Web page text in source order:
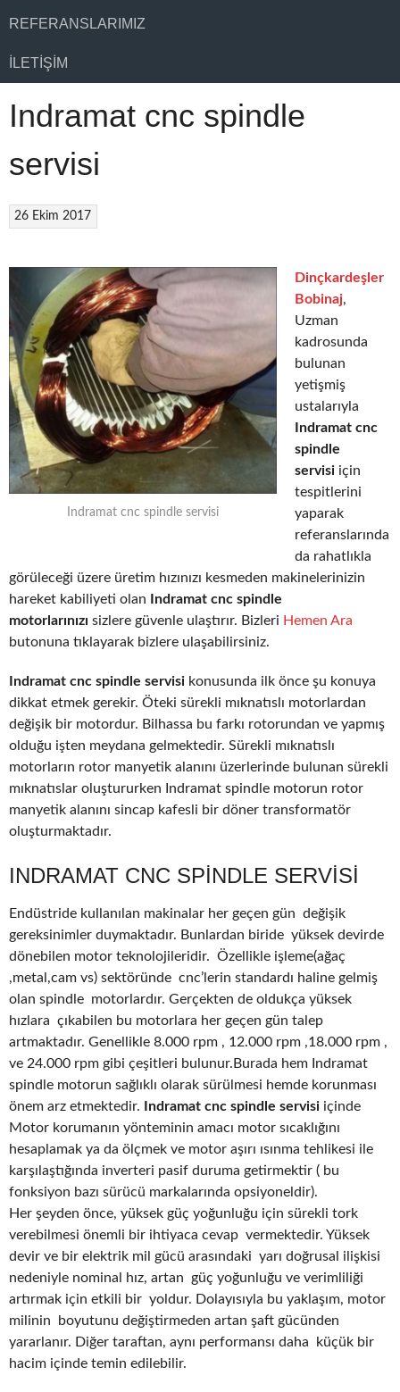
REFERANSLARIMIZ
İLETIŞIM
Indramat cnc spindle
servisi
26 Ekim 2017
Indramat cnc spindle servisi
Dinçkardeşler
Bobinaj,
Uzman
kadrosunda
bulunan
yetişmiş
ustalarıyla
Indramat cnc
spindle
servisi için
tespitlerini
yaparak
referanslarında
da rahatlıkla
görüleceği üzere üretim hızınızı kesmeden makinelerinizin
hareket kabiliyeti olan Indramat cnc spindle
motorlarınızı sizlere güvenle ulaştırır. Bizleri Hemen Ara
butonuna tıklayarak bizlere ulaşabilirsiniz.
Indramat cnc spindle servisi konusunda ilk önce şu konuya
dikkat etmek gerekir. Öteki sürekli mıknatıslı motorlardan
değişik bir motordur. Bilhassa bu farkı rotorundan ve yapmış
olduğu işten meydana gelmektedir. Sürekli mıknatıslı
motorların rotor manyetik alanını üzerlerinde bulunan sürekli
mıknatıslar oluştururken Indramat spindle motorun rotor
manyetik alanını sincap kafesli bir döner transformatör
oluşturmaktadır.
INDRAMAT CNC SPINDLE SERVISI
Endüstride kullanılan makinalar her geçen gün değişik
gereksinimler duymaktadır. Bunlardan biride yüksek devirde
dönebilen motor teknolojileridir. Özellikle işleme(ağaç
,metal,cam vs) sektöründe cnc’lerin standardı haline gelmiş
olan spindle motorlardır. Gerçekten de oldukça yüksek
hızlara çıkabilen bu motorlara her geçen gün talep
artmaktadır. Genellikle 8.000 rpm , 12.000 rpm ,18.000 rpm ,
ve 24.000 rpm gibi çeşitleri bulunur.Burada hem Indramat
spindle motorun sağlıklı olarak sürülmesi hemde korunması
önem arz etmektedir. Indramat cnc spindle servisi içinde
Motor korumanın yönteminin amacı motor sıcaklığını
hesaplamak ya da ölçmek ve motor aşırı ısınma tehlikesi ile
karşılaştığında inverteri pasif duruma getirmektir ( bu
fonksiyon bazı sürücü markalarında opsiyoneldir).
Her şeyden önce, yüksek güç yoğunluğu için sürekli tork
verebilmesi önemli bir ihtiyaca cevap vermektedir. Yüksek
devir ve bir elektrik mil gücü arasındaki yarı doğrusal ilişkisi
nedeniyle nominal hız, artan güç yoğunluğu ve verimliliği
artırmak için etkili bir yoldur. Dolayısıyla bu yaklaşım, motor
milinin boyutunu değiştirmeden artan şaft gücünden
yararlanır. Diğer taraftan, aynı performansı daha küçük bir
hacim içinde temin edilebilir.